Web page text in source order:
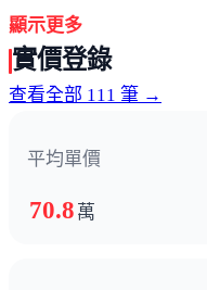
熱門商圈
顯示更多
實價登錄
查看全部 111 筆 →
平均單價
70.8 萬